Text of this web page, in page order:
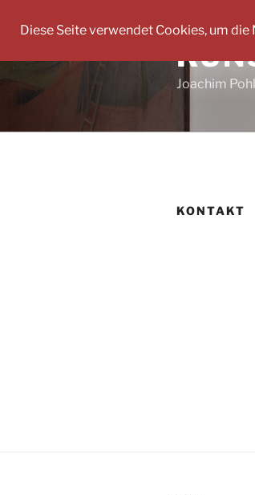
Inhalt
Joachim Pohl
KONTAKT
Diese Seite verwendet Cookies, um